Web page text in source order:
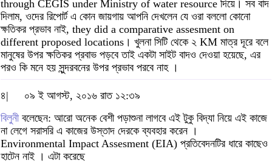
through CEGIS under Ministry of water resource দিয়ে। সব বাদ
দিলাম, ওদের রিপোর্ট এ কোন জায়গায় আপনি দেখলেন যে ওরা বললো কোনো
ক্ষতিকর প্রভাব নাই, they did a comparative assesment on
different proposed locations। খুলনা সিটি থেকে ২ KM মাত্র দূরে বলে
মানুষের উপর ক্ষতিকর প্রবাভ পড়বে তাই একটা সাইট বাদও দেওয়া হয়েছে, এর
পরও কি মনে হয় সুন্দরবনের উপর প্রভাব পরবে নাহ ।
৪|
০৯ ই আগস্ট, ২০১৬ রাত ১২:৩৯
বিলুনীবলেছেন: আরো অনেক বেশী পড়াশুনা লাগবে এই টুকু বিদ্যা নিয়ে এই কাজে
না লেগে সরাসরি এ কাজের উস্তাদ দেরকে ব্যবহার করেন ।
Environmental Impact Assesment (EIA) প্রতিবেদনটির ধারে কাছেও
হাটেন নাই । এটা করেছে